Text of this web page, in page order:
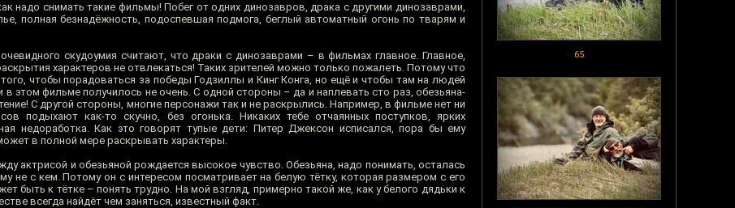
65
надо снимать такие фильмы! Побег от одних динозавров, драка с другими динозаврами,
полная безнадёжность, подоспевшая подмога, беглый автоматный огонь по тварям и
скудоумия считают, что драки с динозаврами – в фильмах главное. Главное,
характеров не отвлекаться! Таких зрителей можно только пожалеть. Потому что
чтобы порадоваться за победы Годзиллы и Кинг Конга, но ещё и чтобы там на людей
этом фильме получилось не очень. С одной стороны – да и наплевать сто раз, обезьяна-
С другой стороны, многие персонажи так и не раскрылись. Например, в фильме нет ни
подыхают как-то скучно, без огонька. Никаких тебе отчаянных поступков, ярких
недоработка. Как это говорят тупые дети: Питер Джексон исписался, пора бы ему
в полной мере раскрывать характеры.
актрисой и обезьяной рождается высокое чувство. Обезьяна, надо понимать, осталась
не с кем. Потому он с интересом посматривает на белую тётку, которая размером с его
быть к тётке – понять трудно. На мой взгляд, примерно такой же, как у белого дядьки к
всегда найдёт чем заняться, известный факт.